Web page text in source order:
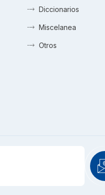
Diccionarios
Miscelanea
Otros